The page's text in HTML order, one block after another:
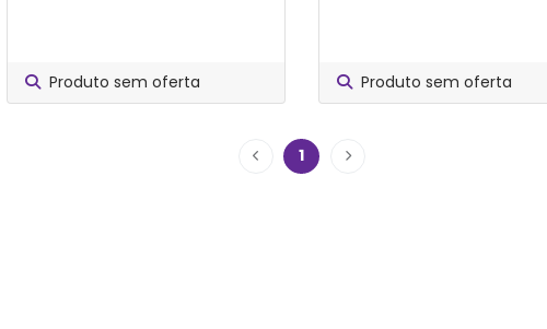
Produto sem oferta Produto sem oferta
1